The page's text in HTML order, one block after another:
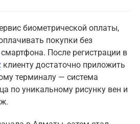
биометрической оплаты,
покупки без
После регистрации в
клиенту достаточно приложить
терминалу — система
по уникальному рисунку вен и